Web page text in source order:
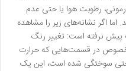
رطوبت هوا یا حتی عدم
اگر نشانه‌های زیر را مشاهده
پیش نرفته است: تغییر رنگ
به خصوص در قسمت‌هایی که حرارت
حتی سوختگی شده است، این یک